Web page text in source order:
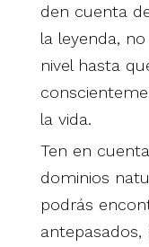
den cuenta
la leyenda,
nivel hasta
la vida.
Ten en
dominios
podrás